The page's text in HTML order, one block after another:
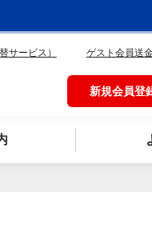
サービス） ゲスト会員送
新規会員登